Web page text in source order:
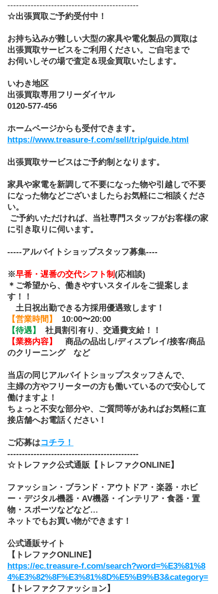
---------------------------------------------
☆出張買取ご予約受付中！
お持ち込みが難しい大型の家具や電化製品の買取は
出張買取サービスをご利用ください。ご自宅まで
お伺いしその場で査定＆現金買取いたします。
いわき地区
出張買取専用フリーダイヤル
0120-577-456
ホームページからも受付できます。
https://www.treasure-f.com/sell/trip/guide.html
出張買取サービスはご予約制となります。
家具や家電を新調して不要になった物や引越しで不要
になった物などございましたらお気軽にご相談くださ
い。
に引き取りに伺います。
-----アルバイトショップスタッフ募集----
※早番・遅番の交代シフト制 (応相談)
＊ご希望から、働きやすいスタイルをご提案しま
す！！
土日祝出勤できる方採用優遇致します！
【営業時間】
10:00〜20:00
【待遇】
社員割引有り、交通費支給！！
【業務内容】
商品の品出し/ディスプレイ/接客/商品
のクリーニング　など
当店の同じアルバイトショップスタッフさんで、
主婦の方やフリーターの方も働いているので安心して
働けますよ！
ちょっと不安な部分や、ご質問等があればお気軽に直
接店舗へお電話ください！
ご応募はコチラ！
---------------------------------------------
☆トレファク公式通販【トレファクONLINE】
ファッション・ブランド・アウトドア・楽器・ホビ
ー・デジタル機器・AV機器・インテリア・食器・置
物・スポーツなどなど…
ネットでもお買い物ができます！
公式通販サイト
【トレファクONLINE】
https://ec.treasure-f.com/search?word=%E3%81%8
4%E3%82%8F%E3%81%8D%E5%B9%B3&category=
【トレファクファッション】